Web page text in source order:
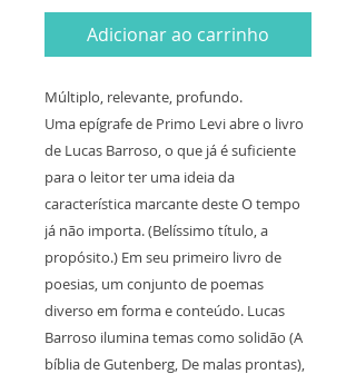
Adicionar ao carrinho
Múltiplo, relevante, profundo.
Uma epígrafe de Primo Levi abre o livro
de Lucas Barroso, o que já é suficiente
para o leitor ter uma ideia da
característica marcante deste O tempo
já não importa. (Belíssimo título, a
propósito.) Em seu primeiro livro de
poesias, um conjunto de poemas
diverso em forma e conteúdo. Lucas
Barroso ilumina temas como solidão (A
bíblia de Gutenberg, De malas prontas),